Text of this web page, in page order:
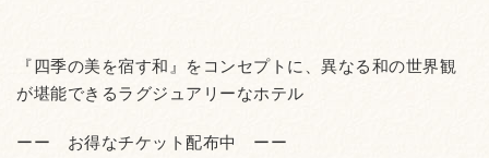
『四季の美を宿す和』をコンセプトに、異なる和の世界観
が堪能できるラグジュアリーなホテル
ーー お得なチケット配布中 ーー